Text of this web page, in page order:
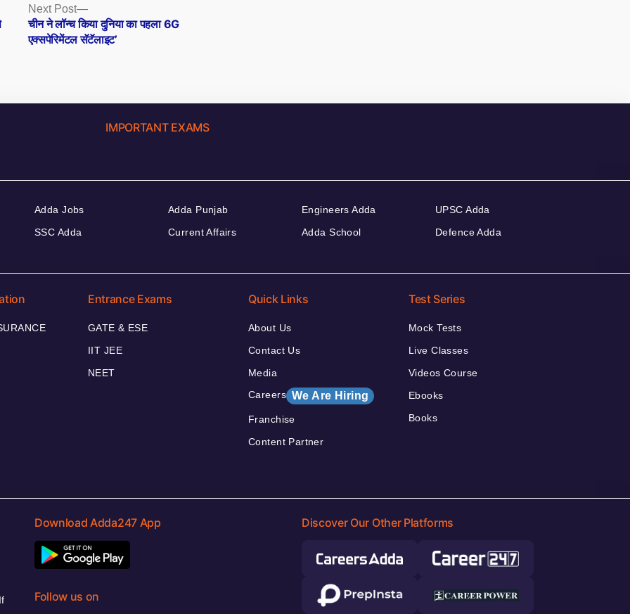
Next Post
Next
post:
चीन ने लॉन्च किया दुनिया का पहला 6G
एक्सपेरिमेंटल सॅटॅलाइट’
IMPORTANT EXAMS
Adda Jobs
SSC Adda
Adda Punjab
Current Affairs
Engineers Adda
Adda School
UPSC Adda
Defence Adda
Entrance Exams
GATE & ESE
IIT JEE
NEET
Quick Links
About Us
Contact Us
Media
Careers We Are Hiring
Franchise
Content Partner
Test Series
Mock Tests
Live Classes
Videos Course
Ebooks
Books
Download Adda247 App
Follow us on
Discover Our Other Platforms